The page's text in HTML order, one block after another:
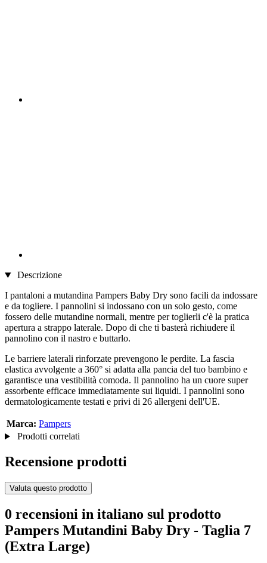
Descrizione
I pantaloni a mutandina Pampers Baby Dry sono facili da indossare
e da togliere. I pannolini si indossano con un solo gesto, come
fossero delle mutandine normali, mentre per toglierli c'è la pratica
apertura a strappo laterale. Dopo di che ti basterà richiudere il
pannolino con il nastro e buttarlo.
Le barriere laterali rinforzate prevengono le perdite. La fascia
elastica avvolgente a 360° si adatta alla pancia del tuo bambino e
garantisce una vestibilità comoda. Il pannolino ha un cuore super
assorbente efficace immediatamente sui liquidi. I pannolini sono
dermatologicamente testati e privi di 26 allergeni dell'UE.
Marca: Pampers
Prodotti correlati
Recensione prodotti
Valuta questo prodotto
0 recensioni in italiano sul prodotto
Pampers Mutandini Baby Dry - Taglia 7
(Extra Large)